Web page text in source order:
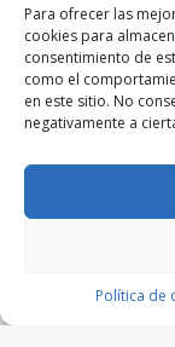
Para ofrecer las
cookies para
consentimiento de
como el
en este sitio. No
negativamente a
Política de